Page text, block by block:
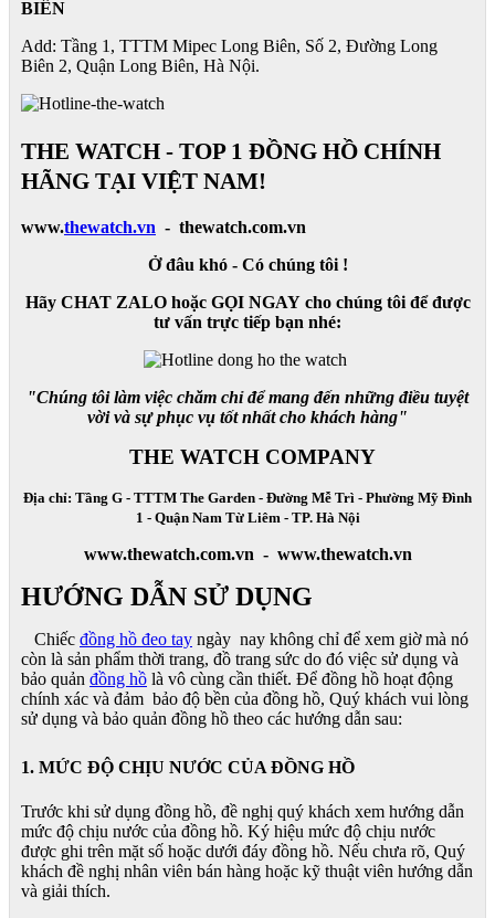
BIÊN
Add: Tầng 1, TTTM Mipec Long Biên, Số 2, Đường Long
Biên 2, Quận Long Biên, Hà Nội.
THE WATCH - TOP 1 ĐỒNG HỒ CHÍNH
HÃNG TẠI VIỆT NAM!
www.thewatch.vn - thewatch.com.vn
Ở đâu khó - Có chúng tôi !
Hãy CHAT ZALO hoặc GỌI NGAY cho chúng tôi để được
tư vấn trực tiếp bạn nhé:
"Chúng tôi làm việc chăm chỉ để mang đến những điều tuyệt
vời và sự phục vụ tốt nhất cho khách hàng"
THE WATCH COMPANY
Địa chỉ: Tầng G - TTTM The Garden - Đường Mễ Trì - Phường Mỹ Đình
1 - Quận Nam Từ Liêm - TP. Hà Nội
www.thewatch.com.vn - www.thewatch.vn
HƯỚNG DẪN SỬ DỤNG
Chiếc đồng hồ đeo tay ngày nay không chỉ để xem giờ mà nó
còn là sản phẩm thời trang, đồ trang sức do đó việc sử dụng và
bảo quản đồng hồ là vô cùng cần thiết. Để đồng hồ hoạt động
chính xác và đảm bảo độ bền của đồng hồ, Quý khách vui lòng
sử dụng và bảo quản đồng hồ theo các hướng dẫn sau:
1. MỨC ĐỘ CHỊU NƯỚC CỦA ĐỒNG HỒ
Trước khi sử dụng đồng hồ, đề nghị quý khách xem hướng dẫn
mức độ chịu nước của đồng hồ. Ký hiệu mức độ chịu nước
được ghi trên mặt số hoặc dưới đáy đồng hồ. Nếu chưa rõ, Quý
khách đề nghị nhân viên bán hàng hoặc kỹ thuật viên hướng dẫn
và giải thích.